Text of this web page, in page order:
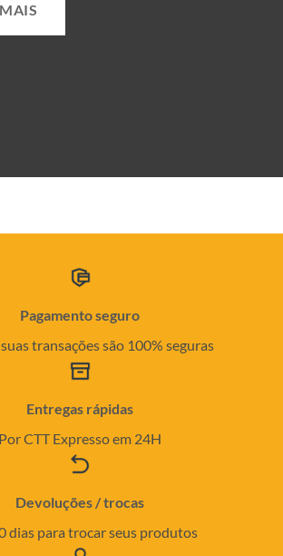
Pagamento seguro
transações são 100% seguras
Entregas rápidas
Por CTT Expresso em 24H
Devoluções / trocas
dias para trocar seus produtos